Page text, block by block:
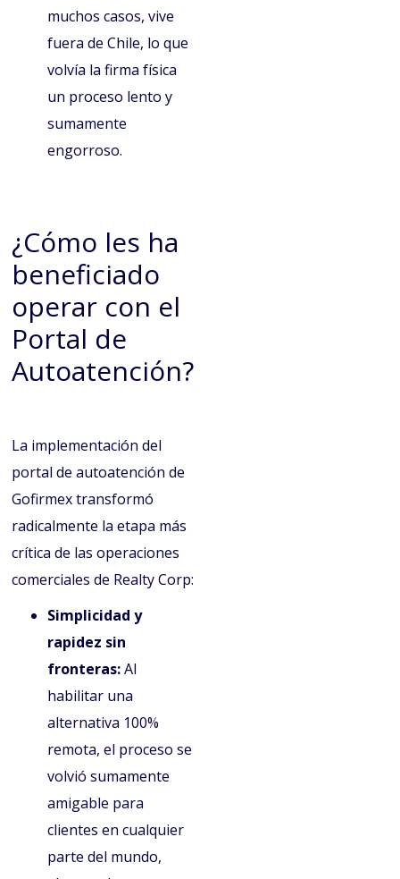
muchos casos, vive
fuera de Chile, lo que
volvía la firma física
un proceso lento y
sumamente
engorroso.
¿Cómo les ha
beneficiado
operar con el
Portal de
Autoatención?
La implementación del
portal de autoatención de
Gofirmex transformó
radicalmente la etapa más
crítica de las operaciones
comerciales de Realty Corp:
Simplicidad y
rapidez sin
fronteras:Al
habilitar una
alternativa 100%
remota, el proceso se
volvió sumamente
amigable para
clientes en cualquier
parte del mundo,